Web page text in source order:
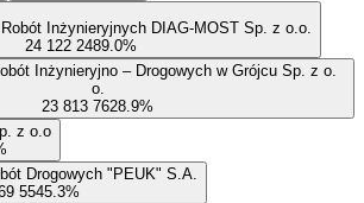
Inżynieryjnych DIAG-MOST Sp. z o.o.
24 122 2489.0%
Inżynieryjno – Drogowych w Grójcu Sp. z o.
o.
23 813 7628.9%
z o.o
Drogowych "PEUK" S.A.
5545.3%